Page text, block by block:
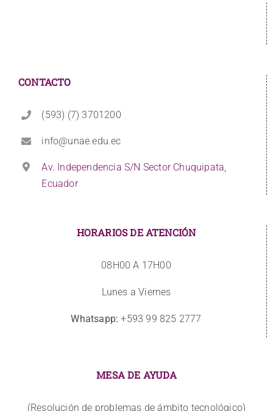
CONTACTO
(593) (7) 3701200
info@unae.edu.ec
Av. Independencia S/N Sector Chuquipata,
Ecuador
HORARIOS DE ATENCIÓN
08H00 A 17H00
Lunes a Viernes
Whatsapp: +593 99 825 2777
MESA DE AYUDA
(Resolución de problemas de ámbito tecnológico)